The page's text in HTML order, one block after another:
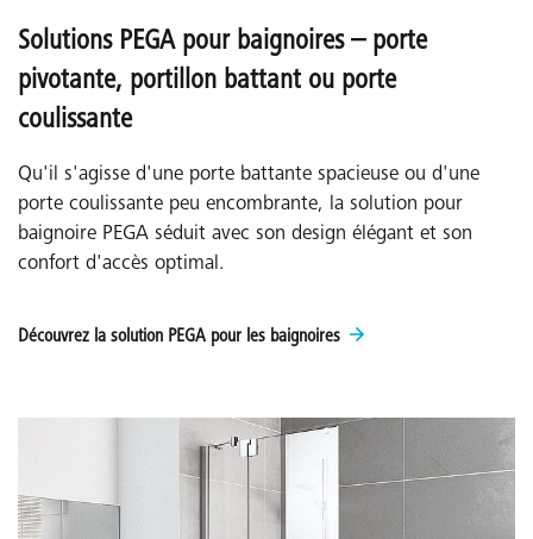
Solutions PEGA pour baignoires – porte
pivotante, portillon battant ou porte
coulissante
Qu'il s'agisse d'une porte battante spacieuse ou d'une
porte coulissante peu encombrante, la solution pour
baignoire PEGA séduit avec son design élégant et son
confort d'accès optimal.
Découvrez la solution PEGA pour les baignoires